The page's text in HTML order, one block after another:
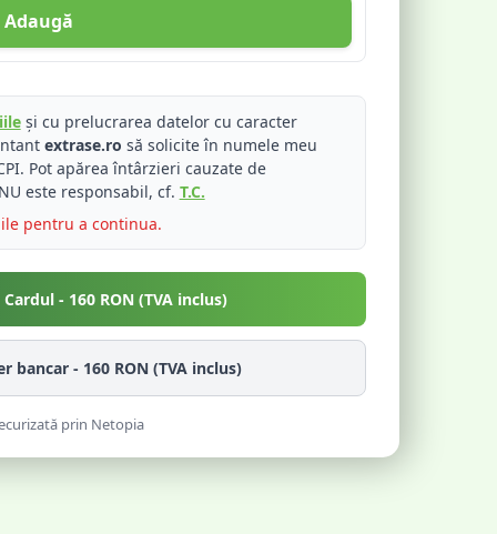
Adaugă
și cu prelucrarea datelor cu caracter
extrase.ro să solicite în numele meu
Pot apărea întârzieri cauzate de
este responsabil, cf. T.C.
pentru a continua.
- 160 RON (TVA inclus)
bancar - 160 RON (TVA inclus)
prin Netopia